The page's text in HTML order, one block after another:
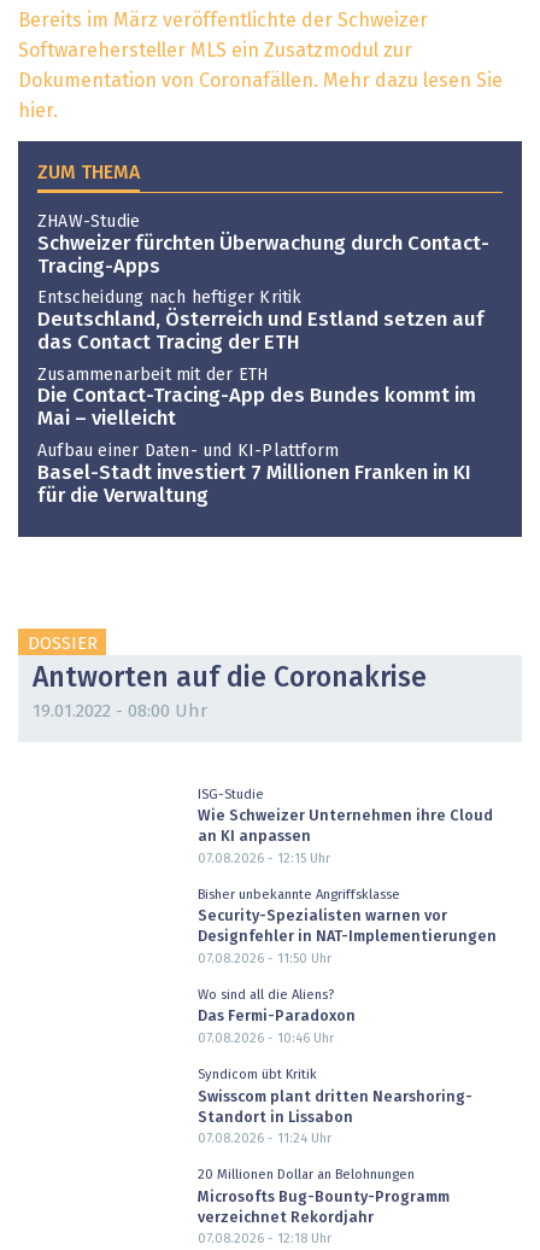
Bereits im März veröffentlichte der Schweizer
Softwarehersteller MLS ein Zusatzmodul zur
Dokumentation von Coronafällen. Mehr dazu lesen Sie
hier.
ZUM THEMA
ZHAW-Studie
Schweizer fürchten Überwachung durch Contact-
Tracing-Apps
Entscheidung nach heftiger Kritik
Deutschland, Österreich und Estland setzen auf
das Contact Tracing der ETH
Zusammenarbeit mit der ETH
Die Contact-Tracing-App des Bundes kommt im
Mai – vielleicht
Aufbau einer Daten- und KI-Plattform
Basel-Stadt investiert 7 Millionen Franken in KI
für die Verwaltung
DOSSIER
Antworten auf die Coronakrise
19.01.2022 - 08:00 Uhr
ISG-Studie
Wie Schweizer Unternehmen ihre Cloud
an KI anpassen
07.08.2026 - 12:15Uhr
Bisher unbekannte Angriffsklasse
Security-Spezialisten warnen vor
Designfehler in NAT-Implementierungen
07.08.2026 - 11:50 Uhr
Wo sind all die Aliens?
Das Fermi-Paradoxon
07.08.2026 - 10:46Uhr
Syndicom übt Kritik
Swisscom plant dritten Nearshoring-
Standort in Lissabon
07.08.2026 - 11:24Uhr
20 Millionen Dollar an Belohnungen
Microsofts Bug-Bounty-Programm
verzeichnet Rekordjahr
07.08.2026 - 12:18Uhr